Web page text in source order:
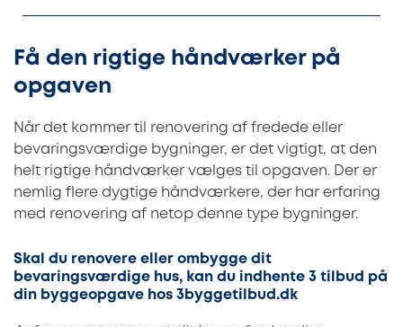
Få den rigtige håndværker på
opgaven
Når det kommer til renovering af fredede eller
bevaringsværdige bygninger, er det vigtigt, at den
helt rigtige håndværker vælges til opgaven. Der er
nemlig flere dygtige håndværkere, der har erfaring
med renovering af netop denne type bygninger.
Skal du renovere eller ombygge dit
bevaringsværdige hus, kan du indhente 3 tilbud på
din byggeopgave hos 3byggetilbud.dk